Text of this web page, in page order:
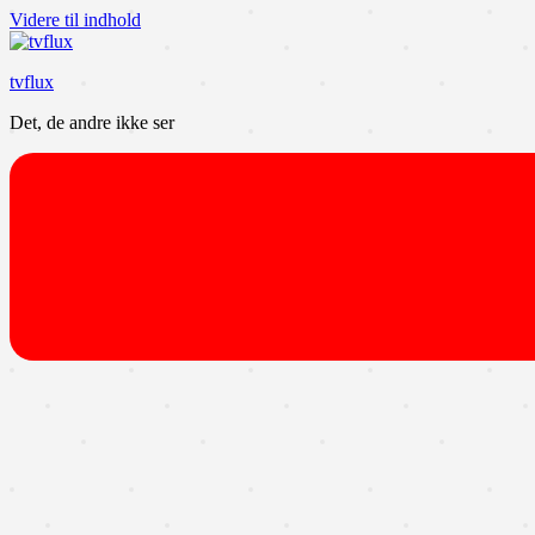
Videre til indhold
tvflux
Det, de andre ikke ser